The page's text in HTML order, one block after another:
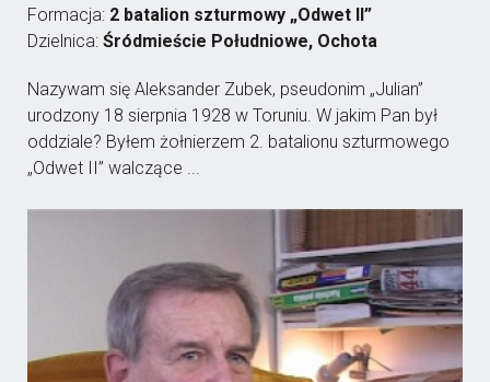
Formacja: 2 batalion szturmowy „Odwet II”
Dzielnica: Śródmieście Południowe, Ochota
Nazywam się Aleksander Zubek, pseudonim „Julian”
urodzony 18 sierpnia 1928 w Toruniu. W jakim Pan był
oddziale? Byłem żołnierzem 2. batalionu szturmowego
„Odwet II” walczące ...